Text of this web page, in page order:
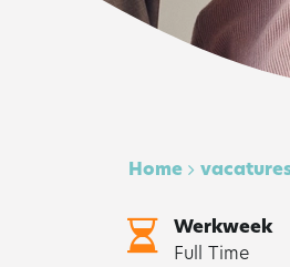
Home
Werkweek
Full Time